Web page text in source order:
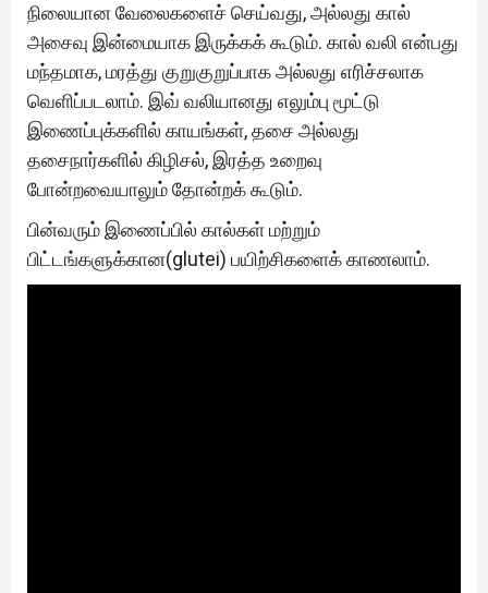
நிலையான வேலைகளைச் செய்வது, அல்லது கால்
அசைவு இன்மையாக இருக்கக் கூடும். கால் வலி என்பது
மந்தமாக, மரத்து குறுகுறுப்பாக அல்லது எரிச்சலாக
வெளிப்படலாம். இவ் வலியானது எலும்பு மூட்டு
இணைப்புக்களில் காயங்கள், தசை அல்லது
தசைநார்களில் கிழிசல், இரத்த உறைவு
போன்றவையாலும் தோன்றக் கூடும்.
பின்வரும் இணைப்பில் கால்கள் மற்றும்
பிட்டங்களுக்கான(glutei) பயிற்சிகளைக் காணலாம்.